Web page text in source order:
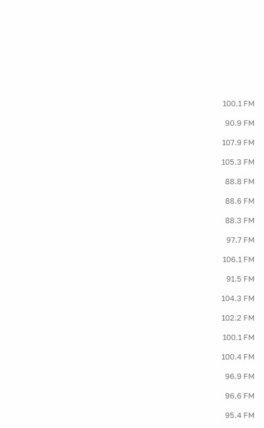
100.1 FM
90.9 FM
107.9 FM
105.3 FM
88.8 FM
88.6 FM
88.3 FM
97.7 FM
106.1 FM
91.5 FM
104.3 FM
102.2 FM
100.1 FM
100.4 FM
96.9 FM
96.6 FM
95.4 FM